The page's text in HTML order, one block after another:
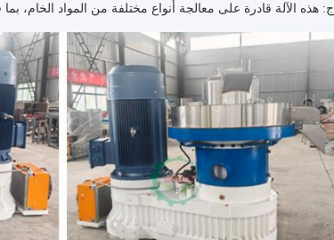
ج: هذه الآلة قادرة على معالجة أنواع مختلفة من المواد الخام،